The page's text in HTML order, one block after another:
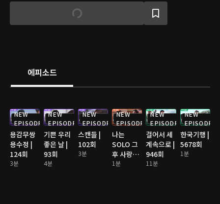
에피소드
NEW
EPISODE
용감무쌍
용수정 |
124회
3분
NEW
EPISODE
기쁜 우리
좋은 날 |
93회
4분
NEW
EPISODE
스캔들 |
102회
3분
NEW
EPISODE
나는
SOLO 그
후 사랑은
계속된다
1분
NEW
EPISODE
걸어서 세
계속으로 |
946회
11분
NEW
EPISODE
한국기행 |
5678회
1분